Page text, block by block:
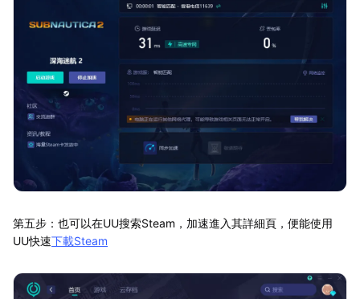
第五步：也可以在UU搜索Steam，加速進入其詳細頁，便能使用
UU快速下載Steam